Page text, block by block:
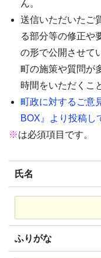
ん。
送信いただいたご
る部分等の修正や
の形で公開させて
町の施策や質問が
時間をいただくこ
町政に対するご意
BOX』より投稿し
※は必須項目です。
氏名
ふりがな